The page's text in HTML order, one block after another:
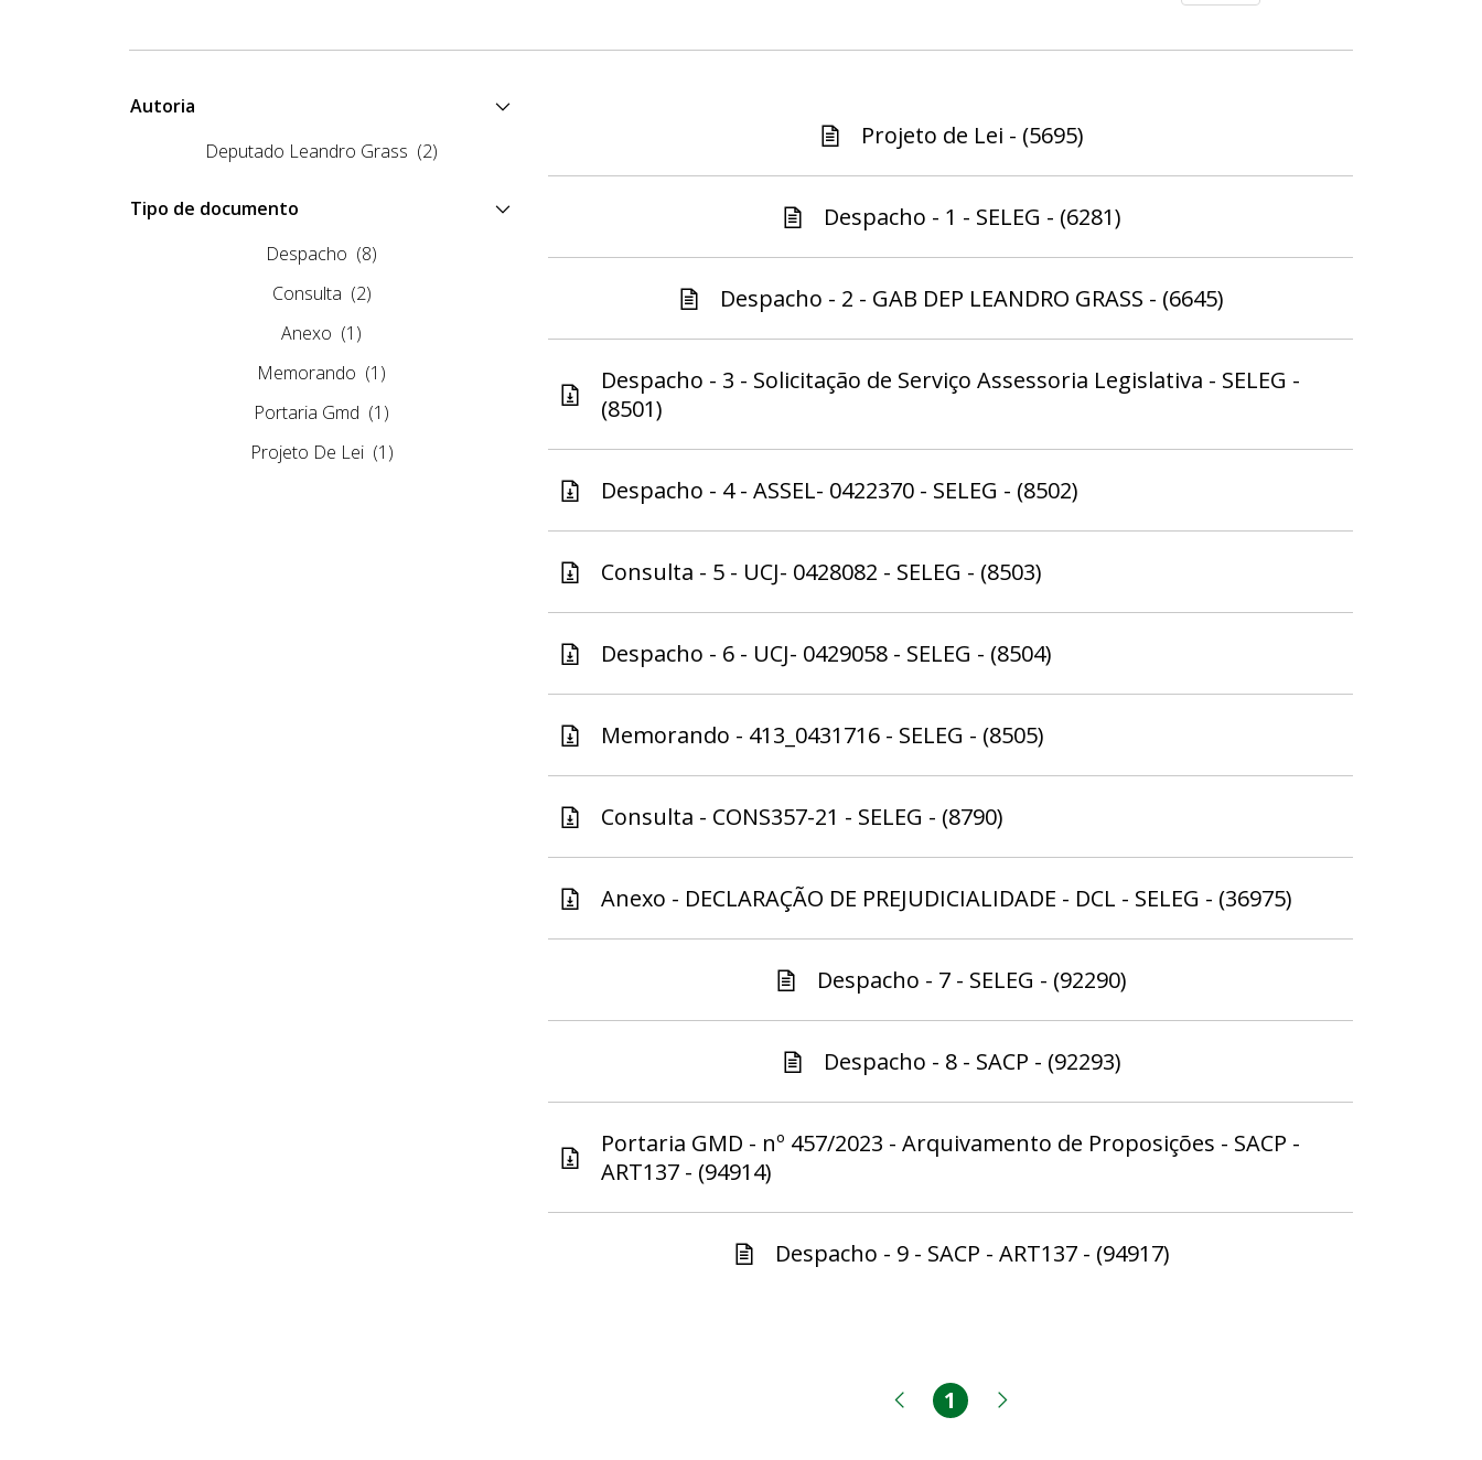
Autoria
Deputado Leandro Grass (2)
Tipo de documento
Despacho (8)
Consulta (2)
Anexo (1)
Memorando (1)
Portaria Gmd (1)
Projeto De Lei (1)
Projeto de Lei - (5695)
Despacho - 1 - SELEG - (6281)
Despacho - 2 - GAB DEP LEANDRO GRASS - (6645)
Despacho - 3 - Solicitação de Serviço Assessoria Legislativa - SELEG -
(8501)
Despacho - 4 - ASSEL- 0422370 - SELEG - (8502)
Consulta - 5 - UCJ- 0428082 - SELEG - (8503)
Despacho - 6 - UCJ- 0429058 - SELEG - (8504)
Memorando - 413_0431716 - SELEG - (8505)
Consulta - CONS357-21 - SELEG - (8790)
Anexo - DECLARAÇÃO DE PREJUDICIALIDADE - DCL - SELEG - (36975)
Despacho - 7 - SELEG - (92290)
Despacho - 8 - SACP - (92293)
Portaria GMD - nº 457/2023 - Arquivamento de Proposições - SACP -
ART137 - (94914)
Despacho - 9 - SACP - ART137 - (94917)
Página anterior
Página
1